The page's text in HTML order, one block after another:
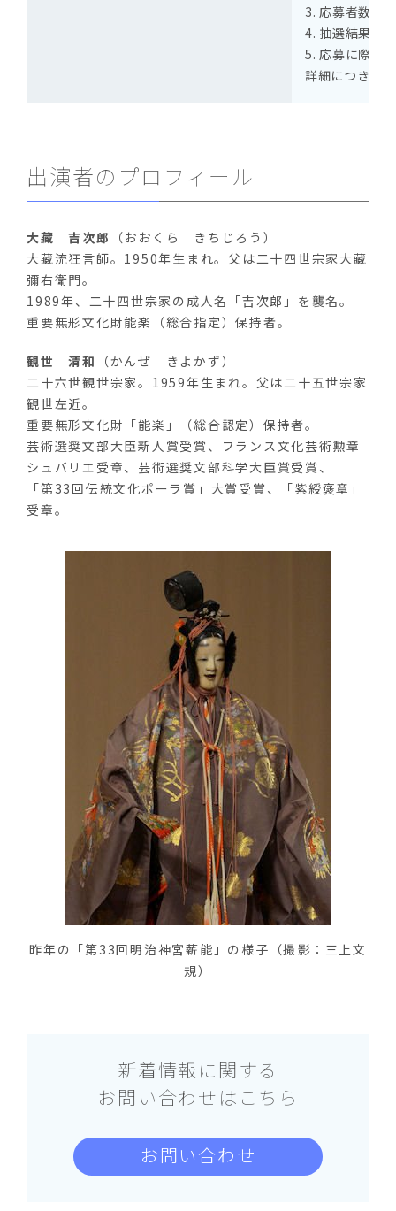
3. 応募者数が
4. 抽選結果は
5. 応募に際し
詳細につきま
出演者のプロフィール
大藏 吉次郎
（おおくら きちじろう）
大藏流狂言師。1950年生まれ。父は二十四世宗家大藏
彌右衛門。
1989年、二十四世宗家の成人名「吉次郎」を襲名。
重要無形文化財能楽（総合指定）保持者。
観世 清和
（かんぜ きよかず）
二十六世観世宗家。1959年生まれ。父は二十五世宗家
観世左近。
重要無形文化財「能楽」（総合認定）保持者。
芸術選奨文部大臣新人賞受賞、フランス文化芸術勲章
シュバリエ受章、芸術選奨文部科学大臣賞受賞、
「第33回伝統文化ポーラ賞」大賞受賞、「紫綬褒章」
受章。
昨年の「第33回明治神宮薪能」の様子（撮影：三上文
規）
新着情報に関する
お問い合わせはこちら
お問い合わせ